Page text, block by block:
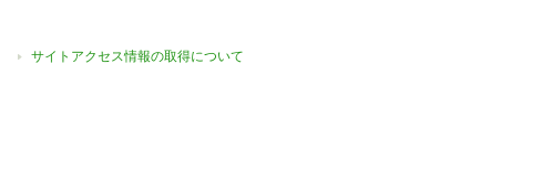
サイトアクセス情報の取得について